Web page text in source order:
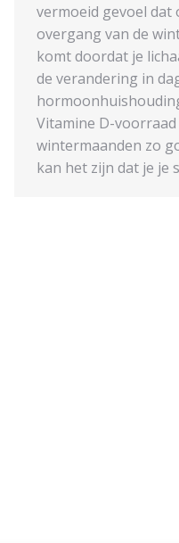
vermoeid gevoel dat
overgang van de
komt doordat je
de verandering in
Vitamine D-voorraad
wintermaanden zo
kan het zijn dat je je